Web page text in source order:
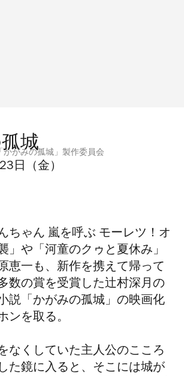
城
かがみの孤城」製作委員会
日（金）
ちゃん 嵐を呼ぶ モーレツ！オ
」や「 河童のクゥと夏休み」
恵一も、新作を携えて帰って
数の賞を受賞した辻村深月の
説「かがみの孤城」の映画化
ンを取る。
なくしていた主人公のこころ
た鏡に入ると、そこには城が